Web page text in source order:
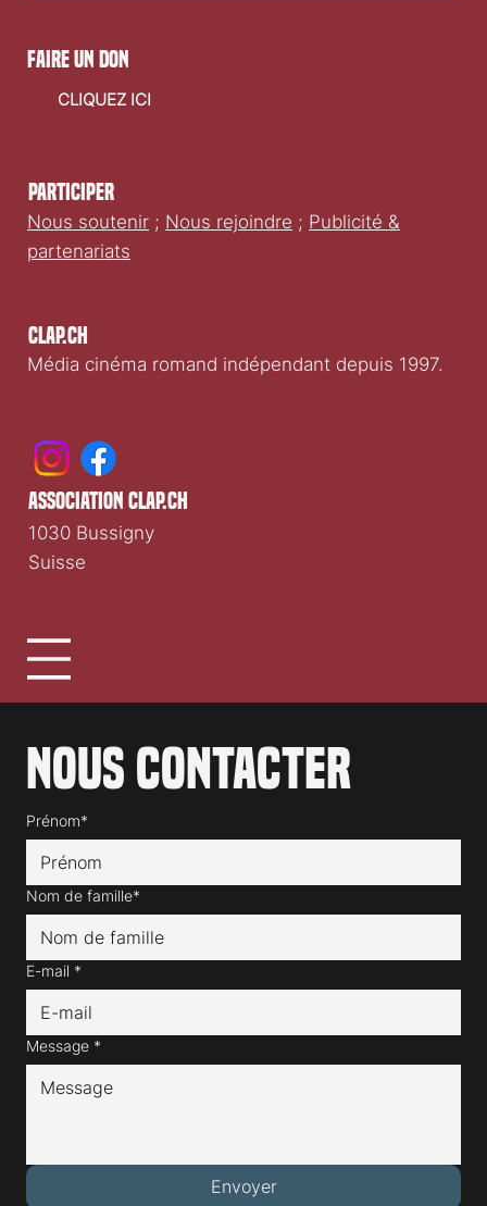
Clap.ch
Média cinéma romand indépendant depuis 1997.
Participer
Nous soutenir ; Nous rejoindre ; Publicité &
partenariats
Nous contacter
Prénom*
Nom de famille*
E-mail *
Message *
Envoyer
faire un don
CLIQUEZ ICI
association clap.ch
1030 Bussigny
Suisse